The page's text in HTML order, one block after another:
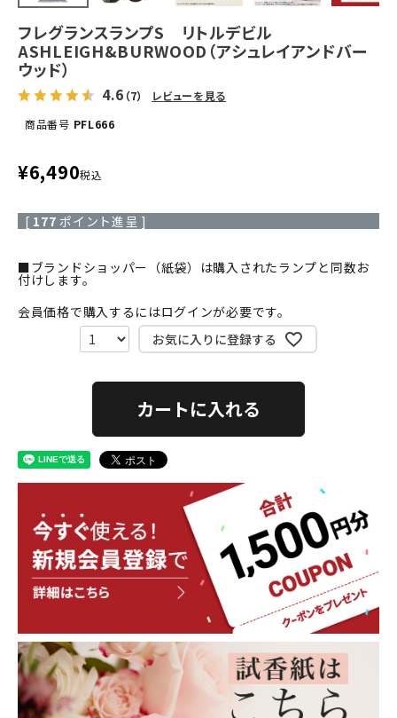
フレグランスランプS リトルデビル
ASHLEIGH&BURWOOD（アシュレイアンドバー
ウッド）
4.6 （7）
レビューを見る
商品番号 PFL666
¥6,490税込
[ 177 ポイント進呈 ]
■ブランドショッパー（紙袋）は購入されたランプと同数お
付けします。
会員価格で購入するにはログインが必要です。
お気に入りに登録する
カートに入れる